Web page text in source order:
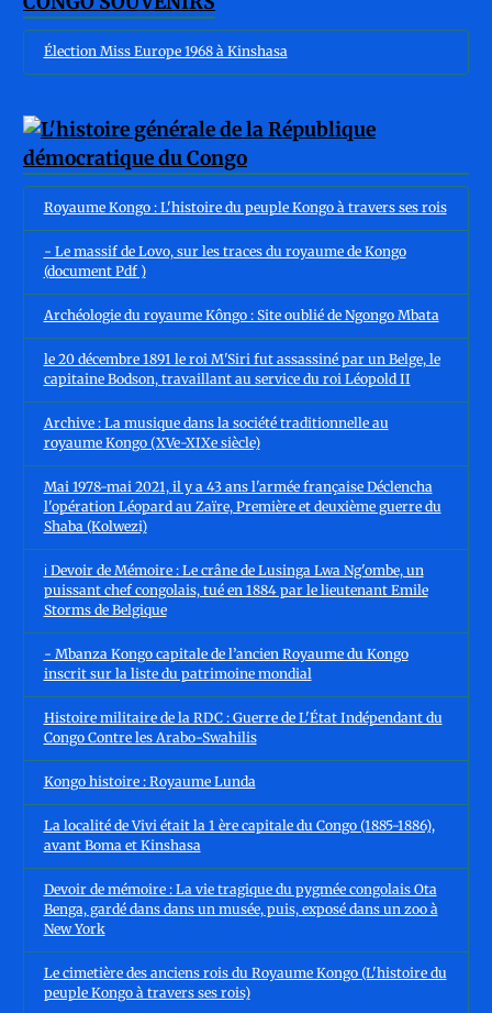
Élection Miss Europe 1968 à Kinshasa
Royaume Kongo : L'histoire du peuple Kongo à travers ses rois
- Le massif de Lovo, sur les traces du royaume de Kongo
(document Pdf )
Archéologie du royaume Kôngo : Site oublié de Ngongo Mbata
le 20 décembre 1891 le roi M'Siri fut assassiné par un Belge, le
capitaine Bodson, travaillant au service du roi Léopold II
Archive : La musique dans la société traditionnelle au
royaume Kongo (XVe-XIXe siècle)
Mai 1978-mai 2021, il y a 43 ans l'armée française Déclencha
l'opération Léopard au Zaïre, Première et deuxième guerre du
Shaba (Kolwezi)
ℹ️ Devoir de Mémoire : Le crâne de Lusinga Lwa Ng'ombe, un
puissant chef congolais, tué en 1884 par le lieutenant Emile
Storms de Belgique
- Mbanza Kongo capitale de l’ancien Royaume du Kongo
inscrit sur la liste du patrimoine mondial
Histoire militaire de la RDC : Guerre de L'État Indépendant du
Congo Contre les Arabo-Swahilis
Kongo histoire : Royaume Lunda
La localité de Vivi était la 1 ère capitale du Congo (1885-1886),
avant Boma et Kinshasa
Devoir de mémoire : La vie tragique du pygmée congolais Ota
Benga, gardé dans dans un musée, puis, exposé dans un zoo à
New York
Le cimetière des anciens rois du Royaume Kongo (L'histoire du
peuple Kongo à travers ses rois)